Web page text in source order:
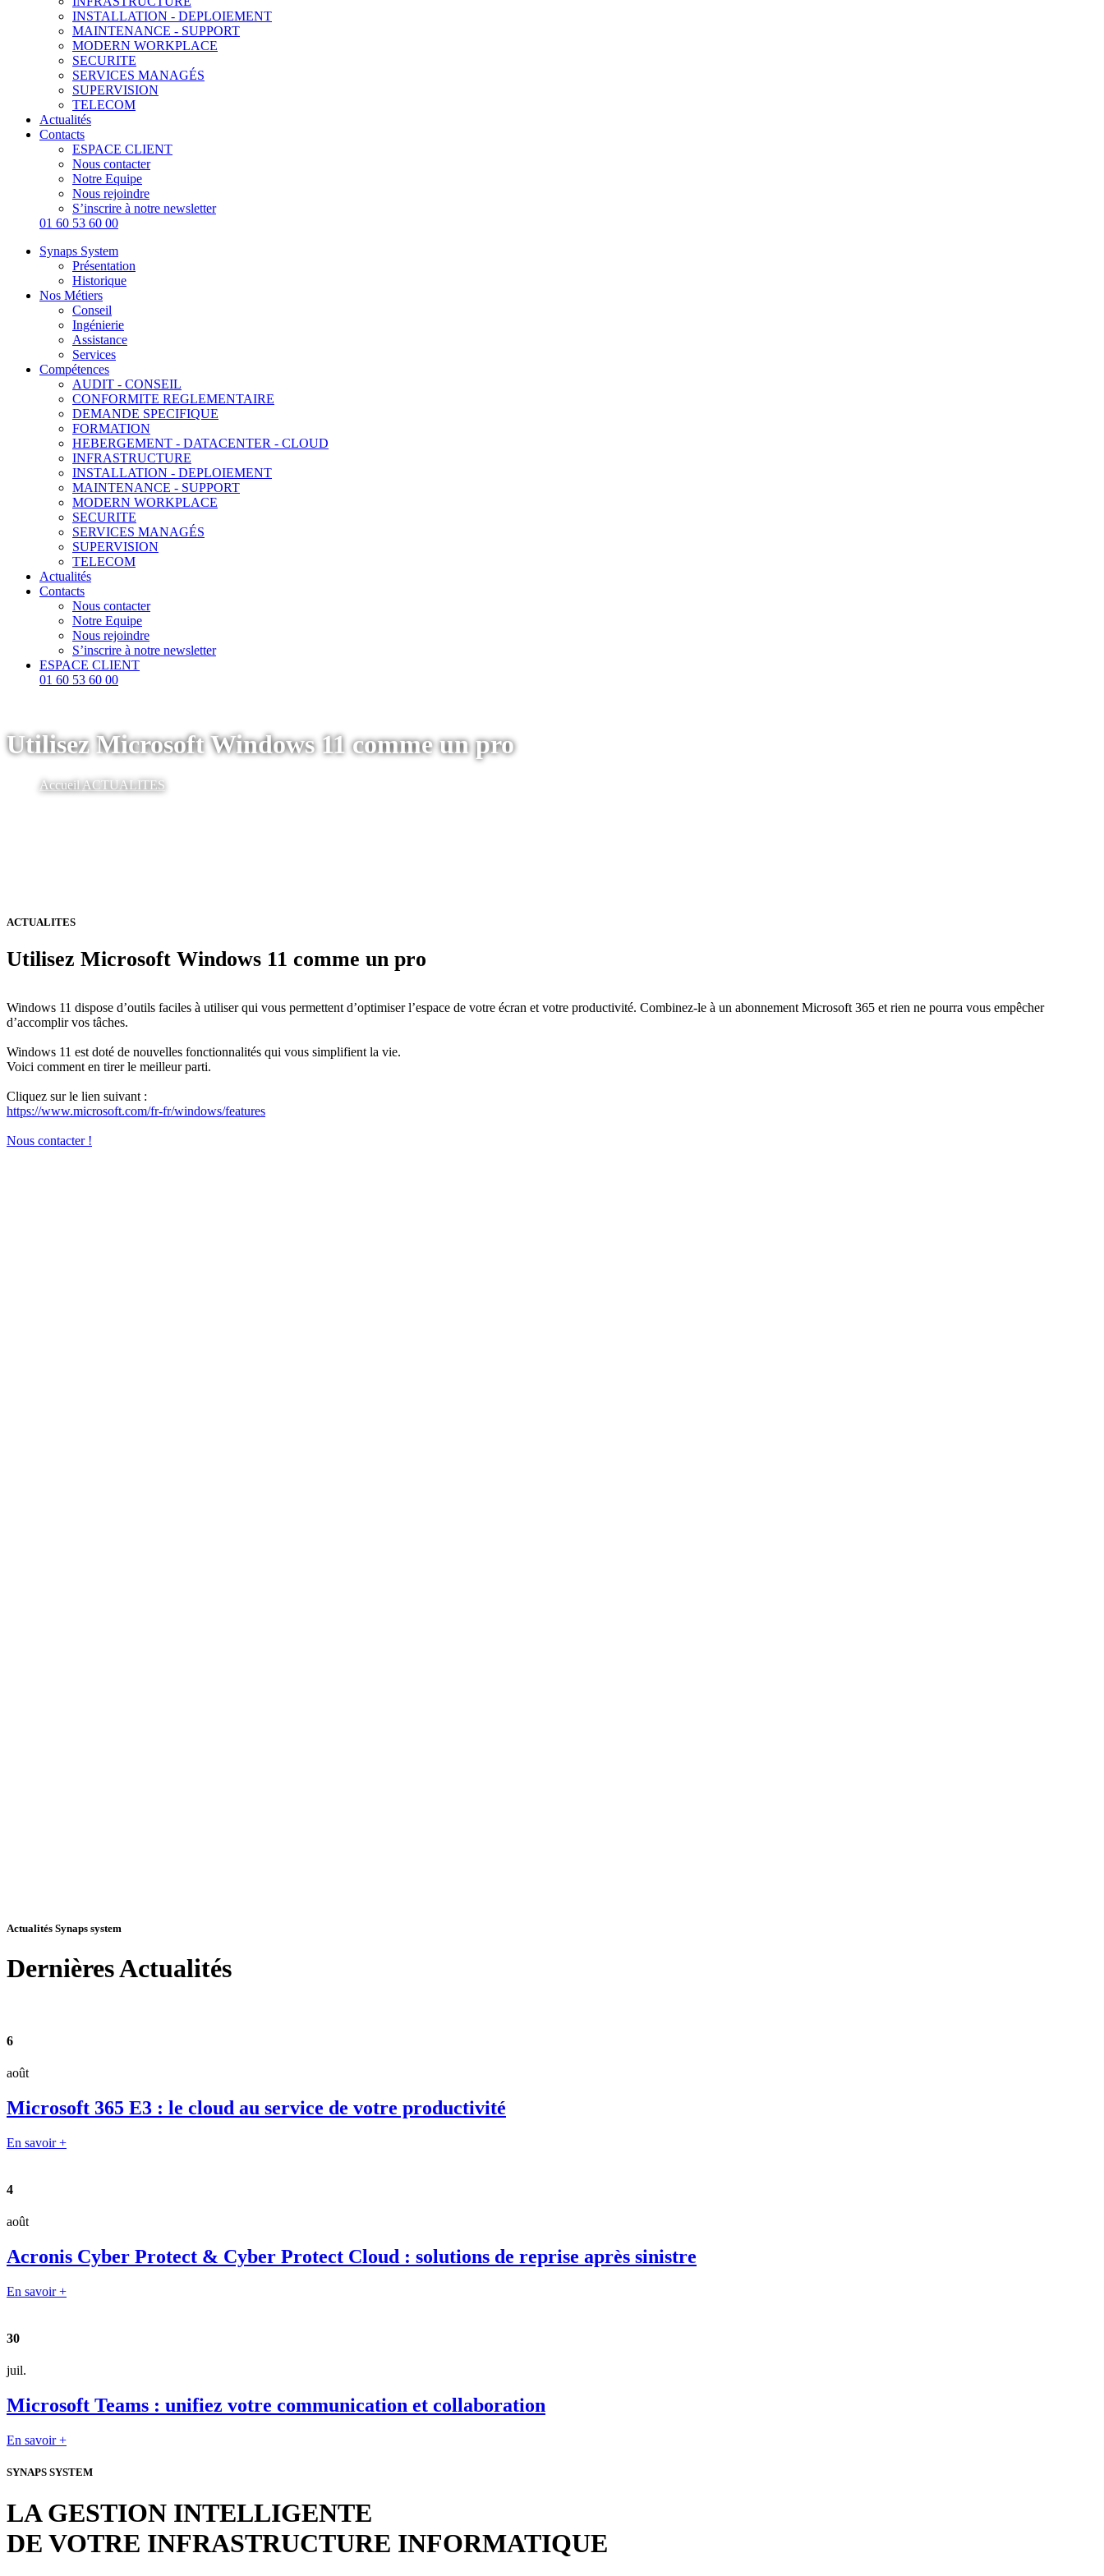
INSTALLATION - DEPLOIEMENT
MAINTENANCE - SUPPORT
MODERN WORKPLACE
SECURITE
SERVICES MANAGÉS
SUPERVISION
TELECOM
Actualités
Contacts
ESPACE CLIENT
Nous contacter
Notre Equipe
Nous rejoindre
S’inscrire à notre newsletter
01 60 53 60 00
Synaps System
Présentation
Historique
Nos Métiers
Conseil
Ingénierie
Assistance
Services
Compétences
AUDIT - CONSEIL
CONFORMITE REGLEMENTAIRE
DEMANDE SPECIFIQUE
FORMATION
HEBERGEMENT - DATACENTER - CLOUD
INFRASTRUCTURE
INSTALLATION - DEPLOIEMENT
MAINTENANCE - SUPPORT
MODERN WORKPLACE
SECURITE
SERVICES MANAGÉS
SUPERVISION
TELECOM
Actualités
Contacts
Nous contacter
Notre Equipe
Nous rejoindre
S’inscrire à notre newsletter
ESPACE CLIENT
01 60 53 60 00
Utilisez Microsoft Windows 11 comme un pro
AccueilACTUALITES
ACTUALITES
Utilisez Microsoft Windows 11 comme un pro
Windows 11 dispose d’outils faciles à utiliser qui vous permettent d’optimiser l’espace de votre écran et votre productivité. Combinez-le à un abonnement Microsoft 365 et rien ne pourra vous empêcher
d’accomplir vos tâches.
Windows 11 est doté de nouvelles fonctionnalités qui vous simplifient la vie.
Voici comment en tirer le meilleur parti.
Cliquez sur le lien suivant :
https://www.microsoft.com/fr-fr/windows/features
Nous contacter !
Actualités Synaps system
DernièresActualités
6
août
Microsoft 365 E3 : le cloud au service de votre productivité
En savoir +
4
août
Acronis Cyber Protect & Cyber Protect Cloud : solutions de reprise après sinistre
En savoir +
30
juil.
Microsoft Teams : unifiez votre communication et collaboration
En savoir +
SYNAPS SYSTEM
LA GESTION INTELLIGENTE
DE VOTRE INFRASTRUCTURE INFORMATIQUE